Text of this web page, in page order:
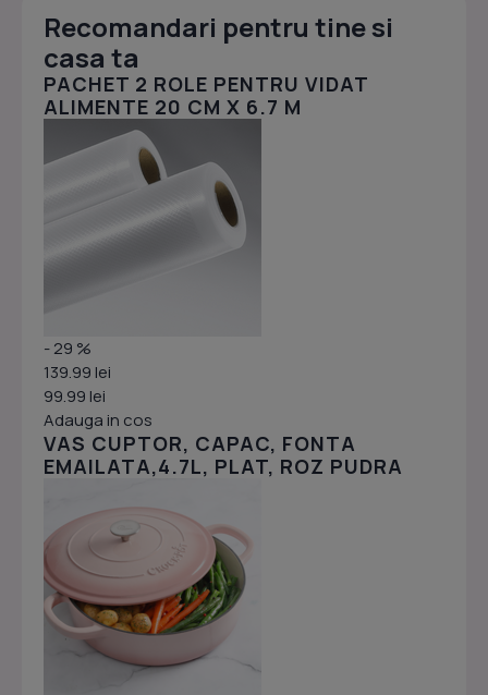
Recomandari pentru tine si
casa ta
PACHET 2 ROLE PENTRU VIDAT
ALIMENTE 20 CM X 6.7 M
- 29 %
139.99 lei
99.99 lei
Adauga in cos
VAS CUPTOR, CAPAC, FONTA
EMAILATA,4.7L, PLAT, ROZ PUDRA